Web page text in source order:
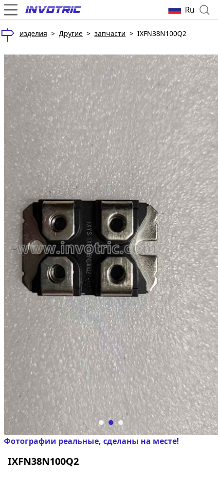
Ru
изделия > Другие > запчасти > IXFN38N100Q2
Фотографии реальные, сделаны на месте!
IXFN38N100Q2